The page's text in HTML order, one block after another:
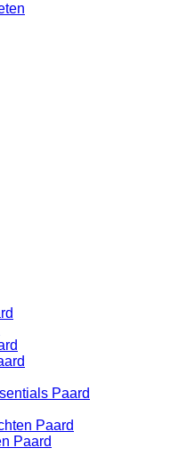
Paard
Paard
Paard